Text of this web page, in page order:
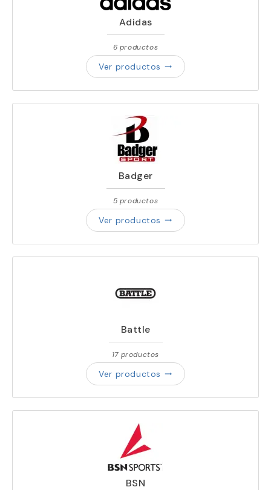
Adidas
6 productos
Ver productos trending_flat
Badger
5 productos
Ver productos trending_flat
Battle
17 productos
Ver productos trending_flat
BSN